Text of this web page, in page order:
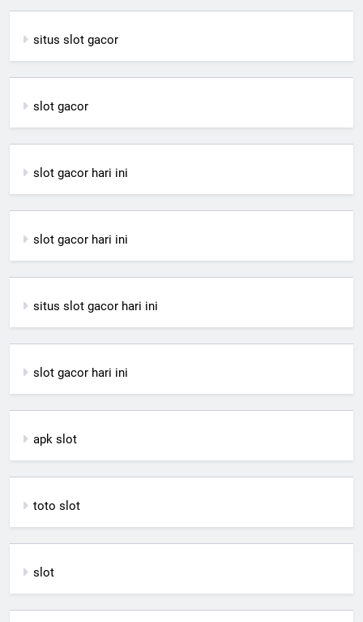
situs slot gacor
slot gacor
slot gacor hari ini
slot gacor hari ini
situs slot gacor hari ini
slot gacor hari ini
apk slot
toto slot
slot